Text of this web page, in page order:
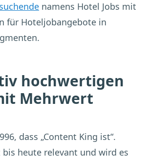
namens Hotel Jobs mit
für Hoteljobangebote in
hochwertigen
Mehrwert
dass „Content King ist“.
bis heute relevant und wird es